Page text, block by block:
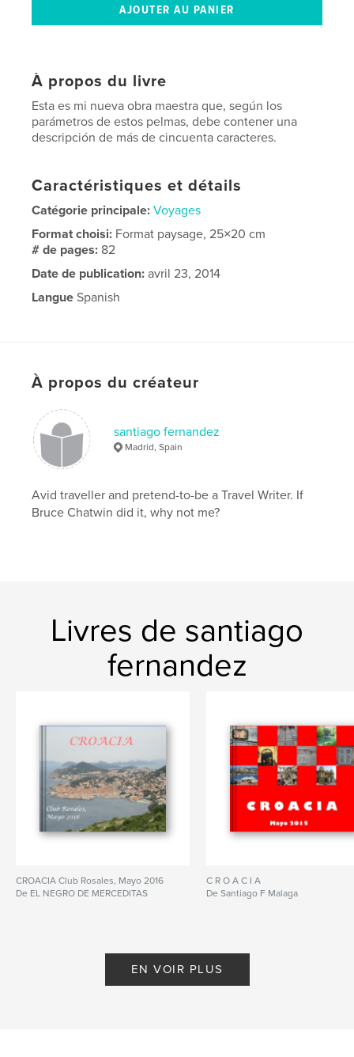
À propos du livre
Esta es mi nueva obra maestra que, según los
parámetros de estos pelmas, debe contener una
descripción de más de cincuenta caracteres.
Caractéristiques et détails
Catégorie principale: Voyages
Format choisi: Format paysage, 25×20 cm
# de pages: 82
Date de publication: avril 23, 2014
Langue Spanish
À propos du créateur
santiago fernandez
Madrid, Spain
Avid traveller and pretend-to-be a Travel Writer. If
Bruce Chatwin did it, why not me?
Livres de santiago
fernandez
CROACIA Club Rosales, Mayo 2016
De EL NEGRO DE MERCEDITAS
C R O A C I A
De Santiago F Malaga
EN VOIR PLUS